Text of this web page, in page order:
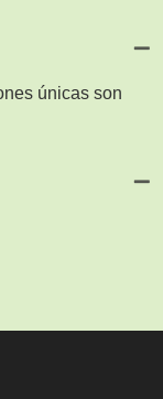
únicas son